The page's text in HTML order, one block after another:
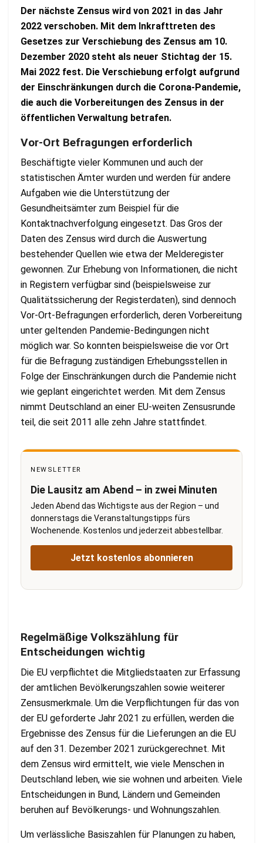
Der nächste Zensus wird von 2021 in das Jahr
2022 verschoben. Mit dem Inkrafttreten des
Gesetzes zur Verschiebung des Zensus am 10.
Dezember 2020 steht als neuer Stichtag der 15.
Mai 2022 fest. Die Verschiebung erfolgt aufgrund
der Einschränkungen durch die Corona-Pandemie,
die auch die Vorbereitungen des Zensus in der
öffentlichen Verwaltung betrafen.
Vor-Ort Befragungen erforderlich
Beschäftigte vieler Kommunen und auch der
statistischen Ämter wurden und werden für andere
Aufgaben wie die Unterstützung der
Gesundheitsämter zum Beispiel für die
Kontaktnachverfolgung eingesetzt. Das Gros der
Daten des Zensus wird durch die Auswertung
bestehender Quellen wie etwa der Melderegister
gewonnen. Zur Erhebung von Informationen, die nicht
in Registern verfügbar sind (beispielsweise zur
Qualitätssicherung der Registerdaten), sind dennoch
Vor-Ort-Befragungen erforderlich, deren Vorbereitung
unter geltenden Pandemie-Bedingungen nicht
möglich war. So konnten beispielsweise die vor Ort
für die Befragung zuständigen Erhebungsstellen in
Folge der Einschränkungen durch die Pandemie nicht
wie geplant eingerichtet werden. Mit dem Zensus
nimmt Deutschland an einer EU-weiten Zensusrunde
teil, die seit 2011 alle zehn Jahre stattfindet.
NEWSLETTER
Die Lausitz am Abend – in zwei Minuten
Jeden Abend das Wichtigste aus der Region – und
donnerstags die Veranstaltungstipps fürs
Wochenende. Kostenlos und jederzeit abbestellbar.
Jetzt kostenlos abonnieren
Regelmäßige Volkszählung für
Entscheidungen wichtig
Die EU verpflichtet die Mitgliedstaaten zur Erfassung
der amtlichen Bevölkerungszahlen sowie weiterer
Zensusmerkmale. Um die Verpflichtungen für das von
der EU geforderte Jahr 2021 zu erfüllen, werden die
Ergebnisse des Zensus für die Lieferungen an die EU
auf den 31. Dezember 2021 zurückgerechnet. Mit
dem Zensus wird ermittelt, wie viele Menschen in
Deutschland leben, wie sie wohnen und arbeiten. Viele
Entscheidungen in Bund, Ländern und Gemeinden
beruhen auf Bevölkerungs- und Wohnungszahlen.
Um verlässliche Basiszahlen für Planungen zu haben,